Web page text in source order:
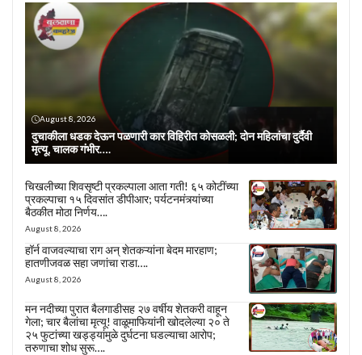
August 8, 2026
दुचाकीला धडक देऊन पळणारी कार विहिरीत कोसळली; दोन महिलांचा दुर्दैवी
मृत्यू, चालक गंभीर….
चिखलीच्या शिवसृष्टी प्रकल्पाला आता गती! ६५ कोटींच्या
प्रकल्पाचा १५ दिवसांत डीपीआर; पर्यटनमंत्र्यांच्या
बैठकीत मोठा निर्णय….
August 8, 2026
हॉर्न वाजवल्याचा राग अन् शेतकऱ्यांना बेदम मारहाण;
हातणीजवळ सहा जणांचा राडा….
August 8, 2026
मन नदीच्या पुरात बैलगाडीसह २७ वर्षीय शेतकरी वाहून
गेला; चार बैलांचा मृत्यू! वाळूमाफियांनी खोदलेल्या २० ते
२५ फुटांच्या खड्ड्यांमुळे दुर्घटना घडल्याचा आरोप;
तरुणाचा शोध सुरू….